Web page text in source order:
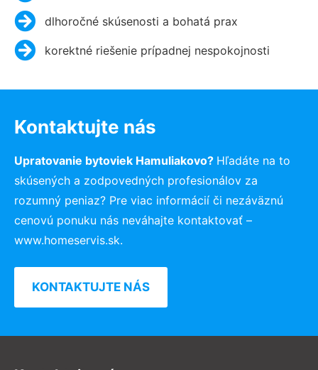
dlhoročné skúsenosti a bohatá prax
korektné riešenie prípadnej nespokojnosti
Kontaktujte nás
Upratovanie bytoviek Hamuliakovo? Hľadáte na to
skúsených a zodpovedných profesionálov za
rozumný peniaz? Pre viac informácií či nezáväznú
cenovú ponuku nás neváhajte kontaktovať –
www.homeservis.sk.
KONTAKTUJTE NÁS